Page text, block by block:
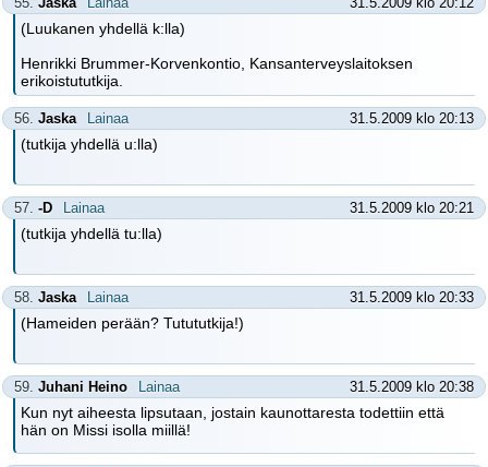
(Luukanen yhdellä k:lla)
Henrikki Brummer-Korvenkontio, Kansanterveyslaitoksen
erikoistututkija.
56. Jaska Lainaa 31.5.2009 klo 20:13
(tutkija yhdellä u:lla)
57. -D Lainaa 31.5.2009 klo 20:21
(tutkija yhdellä tu:lla)
58. Jaska Lainaa 31.5.2009 klo 20:33
(Hameiden perään? Tutututkija!)
59. Juhani Heino Lainaa 31.5.2009 klo 20:38
Kun nyt aiheesta lipsutaan, jostain kaunottaresta todettiin että
hän on Missi isolla miillä!